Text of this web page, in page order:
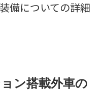
備についての詳細
ン搭載外車の